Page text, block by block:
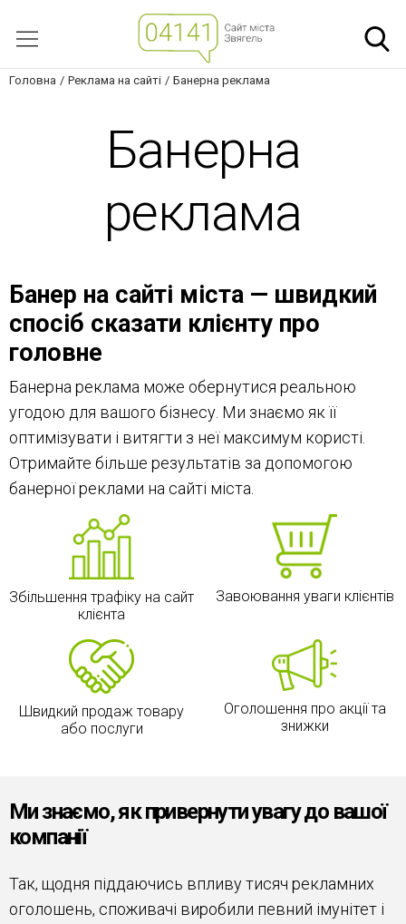
Головна Реклама на сайті Банерна реклама
Банерна
реклама
Банер на сайті міста — швидкий
спосіб сказати клієнту про
головне
Банерна реклама може обернутися реальною
угодою для вашого бізнесу. Ми знаємо як її
оптимізувати і витягти з неї максимум користі.
Отримайте більше результатів за допомогою
банерної реклами на сайті міста.
Збільшення трафіку на сайт
клієнта
Завоювання уваги клієнтів
Швидкий продаж товару
або послуги
Оголошення про акції та
знижки
Ми знаємо, як привернути увагу до вашої
компанії
Так, щодня піддаючись впливу тисяч рекламних
оголошень, споживачі виробили певний імунітет і